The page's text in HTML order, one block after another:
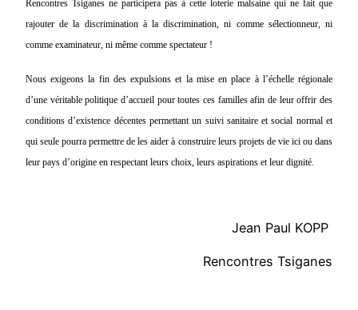
Rencontres Tsiganes ne participera pas à cette loterie malsaine qui ne fait que
rajouter de la discrimination à la discrimination, ni comme sélectionneur, ni
comme examinateur, ni même comme spectateur !
Nous exigeons la fin des expulsions et la mise en place à l’échelle régionale
d’une véritable politique d’accueil pour toutes ces familles afin de leur offrir des
conditions d’existence décentes permettant un suivi sanitaire et social normal et
qui seule pourra permettre de les aider à construire leurs projets de vie ici ou dans
leur pays d’origine en respectant leurs choix, leurs aspirations et leur dignité.
Jean Paul KOPP
Rencontres Tsiganes